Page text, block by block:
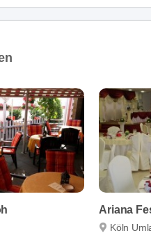
Ariana
Köln